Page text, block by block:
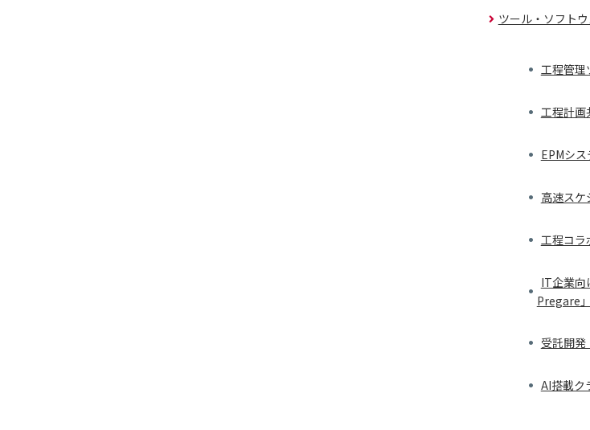
ツール・ソフト
工程管理
工程計画
EPMシス
高速スケ
工程コラ
IT企業向
Pregare」
受託開
AI搭載ク